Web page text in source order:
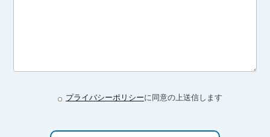
プライバシーポリシーに同意の上送信します